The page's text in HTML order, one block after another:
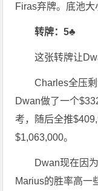
Firas弃牌。底池大
转牌：5♣
这张转牌让
Charles全压
Dwan做了一个
考，随后全推
$1,063,000。
Dwan现在因
Marius的胜率高一